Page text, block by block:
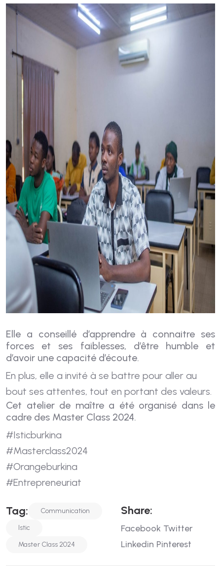
Elle a conseillé d’apprendre à connaitre ses
forces et ses faiblesses, d’être humble et
d’avoir une capacité d’écoute.
En plus, elle a invité à se battre pour aller au
bout ses attentes, tout en portant des valeurs.
Cet atelier de maître a été organisé dans le
cadre des Master Class 2024.
#Isticburkina
#Masterclass2024
#Orangeburkina
#Entrepreneuriat
TAG:
Communication
Istic
Master Class 2024
SHARE:
Facebook Twitter
Linkedin Pinterest